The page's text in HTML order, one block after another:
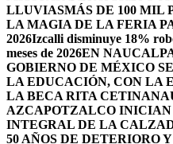
LLUVIASMÁS DE 100 MIL
LA MAGIA DE LA FERIA
2026Izcalli disminuye 18%
meses de 2026EN
GOBIERNO DE MÉXICO
LA EDUCACIÓN, CON LA
LA BECA RITA CETINA
AZCAPOTZALCO
INTEGRAL DE LA
50 AÑOS DE DETERIORO Y